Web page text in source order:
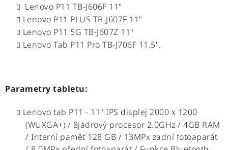
Lenovo P11 TB-J606F 11"
Lenovo P11 PLUS TB-J607F 11"
Lenovo P11 5G TB-J607Z 11"
Lenovo Tab P11 Pro TB-J706F 11.5".
Parametry tabletu:
Lenovo tab P11 - 11" IPS displej 2000 x 1200
(WUXGA+) / 8jádrový procesor 2.0GHz / 4GB RAM
/ Interní paměť 128 GB / 13MPx zadní fotoaparát